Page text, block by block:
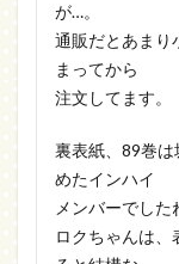
が…。
通販だとあまり
まってから
注文してます。
裏表紙、89巻
めたインハイ
メンバーでした
ロクちゃんは